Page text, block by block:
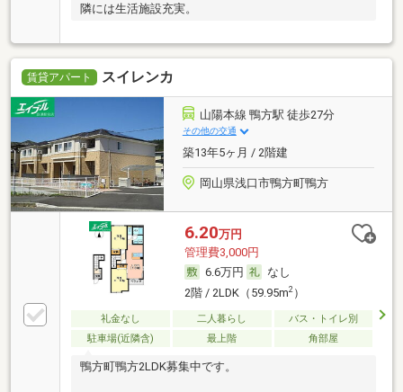
隣には生活施設充実。
賃貸アパート スイレンカ
山陽本線 鴨方駅 徒歩27分
その他の交通
築13年5ヶ月 / 2階建
岡山県浅口市鴨方町鴨方
6.20万円
管理費3,000円
6.6万円
なし
2階 / 2LDK（59.95m2）
礼金なし 二人暮らし
バス・トイレ別
駐車場(近隣含)
最上階 角部屋
鴨方町鴨方2LDK募集中です。